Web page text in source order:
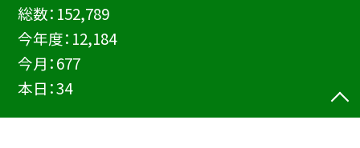
総数： 152,789
今年度： 12,184
今月：677
本日：34